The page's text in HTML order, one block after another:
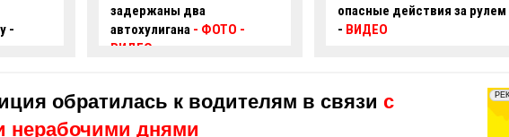
-
опасные действия за рулем
-ВИДЕО
произошло смертельное
ДТП:есть погибший и
обратилась к водителям в связи с
нерабочими днями